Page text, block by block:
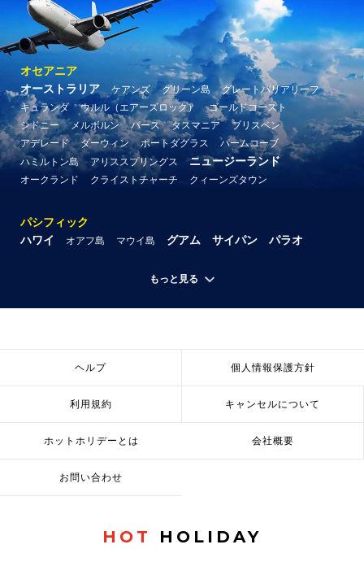
オセアニア
オーストラリア
ケアンズ グリーン島
グレートバリアリーフ
キュランダ
ウルル（エアーズロック）
ゴールドコースト
シドニー
メルボルン パース タスマニア
ブリスベン
アデレード
ダーウィン ポートダグラス
パームコーブ
ハミルトン島
アリススプリングス ニュージーランド
オークランド クライストチャーチ クィーンズタウン
パシフィック
ハワイ
オアフ島 マウイ島 グアム サイパン パラオ
もっと見る
ヘルプ 個人情報保護方針
利用規約 キャンセルについて
ホットホリデーとは 会社概要
お問い合わせ
HOT HOLIDAY